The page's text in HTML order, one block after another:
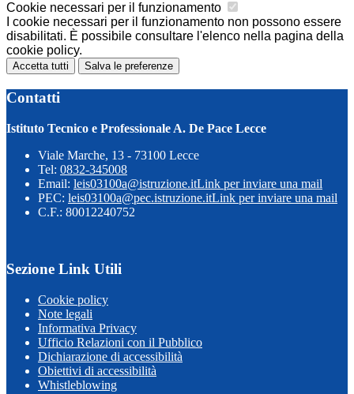
Cookie necessari per il funzionamento
I cookie necessari per il funzionamento non possono essere
disabilitati. È possibile consultare l'elenco nella pagina della
cookie policy.
Accetta tutti Salva le preferenze
Contatti
Istituto Tecnico e Professionale A. De Pace Lecce
Viale Marche, 13 - 73100 Lecce
Tel: 0832-345008
Email: leis03100a@istruzione.itLink per inviare una mail
PEC: leis03100a@pec.istruzione.itLink per inviare una mail
C.F.: 80012240752
Sezione Link Utili
Cookie policy
Note legali
Informativa Privacy
Ufficio Relazioni con il Pubblico
Dichiarazione di accessibilità
Obiettivi di accessibilità
Whistleblowing